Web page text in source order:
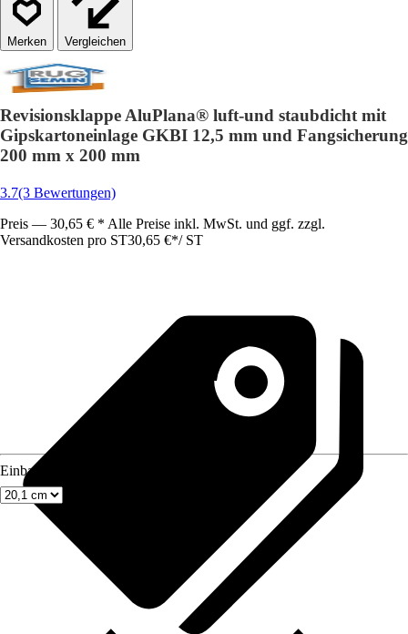
Vergleichen
Revisionsklappe AluPlana® luft-und staubdicht mit
Gipskartoneinlage GKBI 12,5 mm und Fangsicherung
200 mm x 200 mm
3.7(3 Bewertungen)
Preis — 30,65 € * Alle Preise inkl. MwSt. und ggf. zzgl.
Versandkosten pro ST30,65 €*/ ST
Einbaumaß Breite